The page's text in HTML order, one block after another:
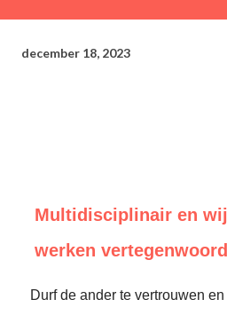
december 18, 2023
Multidisciplinair en
werken
Durf de ander te vertrouwen